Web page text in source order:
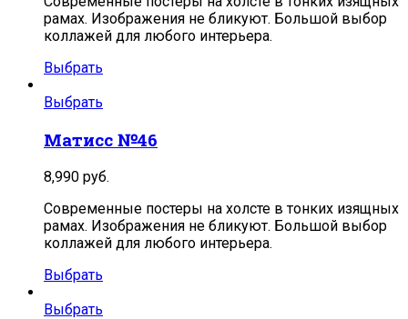
рамах. Изображения не бликуют. Большой выбор
коллажей для любого интерьера.
Выбрать
Выбрать
Матисс №46
8,990 руб.
Современные постеры на холсте в тонких изящных
рамах. Изображения не бликуют. Большой выбор
коллажей для любого интерьера.
Выбрать
Выбрать